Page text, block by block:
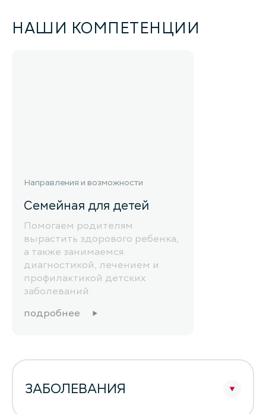
НАШИ КОМПЕТЕНЦИИ
Направления и возможности
Семейная для детей
Помогаем родителям
вырастить здорового ребенка,
а также занимаемся
диагностикой, лечением и
профилактикой детских
заболеваний.
подробнее
ЗАБОЛЕВАНИЯ